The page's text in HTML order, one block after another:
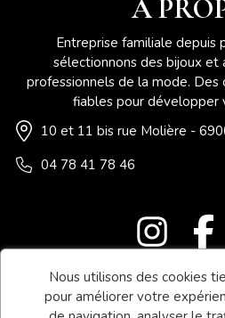
À
Entreprise familiale depuis
sélectionnons des bijoux et
professionnels de la mode.
fiables pour développer
10 et 11 bis rue Molière -
04 78 41 78 46
Blog
Contact
Nous utilisons des cookies
pour améliorer votre